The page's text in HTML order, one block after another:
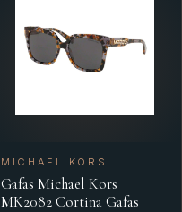
MICHAEL KORS
Gafas Michael Kors
MK2082 Cortina Gafas